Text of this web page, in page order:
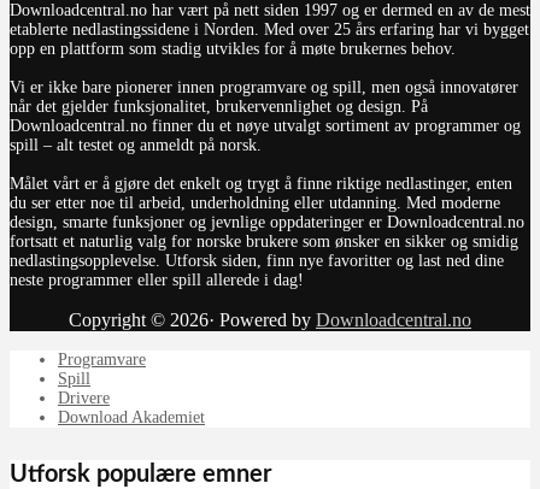
Downloadcentral.no har vært på nett siden 1997 og er dermed en av de mest
etablerte nedlastingssidene i Norden. Med over 25 års erfaring har vi bygget
opp en plattform som stadig utvikles for å møte brukernes behov.
Vi er ikke bare pionerer innen programvare og spill, men også innovatører
når det gjelder funksjonalitet, brukervennlighet og design. På
Downloadcentral.no finner du et nøye utvalgt sortiment av programmer og
spill – alt testet og anmeldt på norsk.
Målet vårt er å gjøre det enkelt og trygt å finne riktige nedlastinger, enten
du ser etter noe til arbeid, underholdning eller utdanning. Med moderne
design, smarte funksjoner og jevnlige oppdateringer er Downloadcentral.no
fortsatt et naturlig valg for norske brukere som ønsker en sikker og smidig
nedlastingsopplevelse. Utforsk siden, finn nye favoritter og last ned dine
neste programmer eller spill allerede i dag!
Copyright © 2026· Powered by Downloadcentral.no
Programvare
Spill
Drivere
Download Akademiet
Utforsk populære emner